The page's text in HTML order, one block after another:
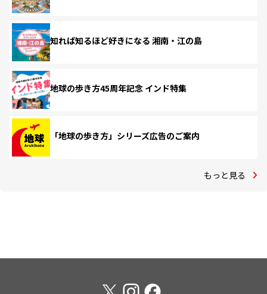
知れば知るほど好きになる 湘南・江の島
地球の歩き方45周年記念 インド特集
「地球の歩き方」シリーズ広告のご案内
もっと見る